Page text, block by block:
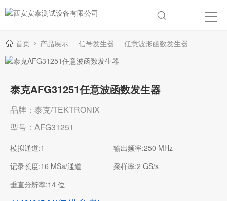
首页 产品展示 信号发生器 任意波形函数发生器
泰克AFG31251任意波函数发生器
品牌：泰克/TEKTRONIX
型号：AFG31251
模拟通道:1
输出频率:250 MHz
记录长度:16 MSa/通道
采样率:2 GS/s
垂直分辨率:14 位